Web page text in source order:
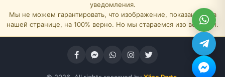
уведомления.
Мы не можем гарантировать, что изображение, показанное на
нашей странице, на 100% верно. Но мы стараемся изо всех сил.